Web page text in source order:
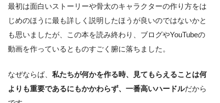
最初は面白いストーリーや骨太のキャラクターの作り方をは
じめのほうに最も詳しく説明したほうが良いのではないかと
も思いましたが、この本を読み終わり、ブログやYouTubeの
動画を作っているとものすごく腑に落ちました。
なぜならば、 私たちが何かを作る時、見てもらえることは何
よりも重要であるにもかかわらず、一番高いハードルだから